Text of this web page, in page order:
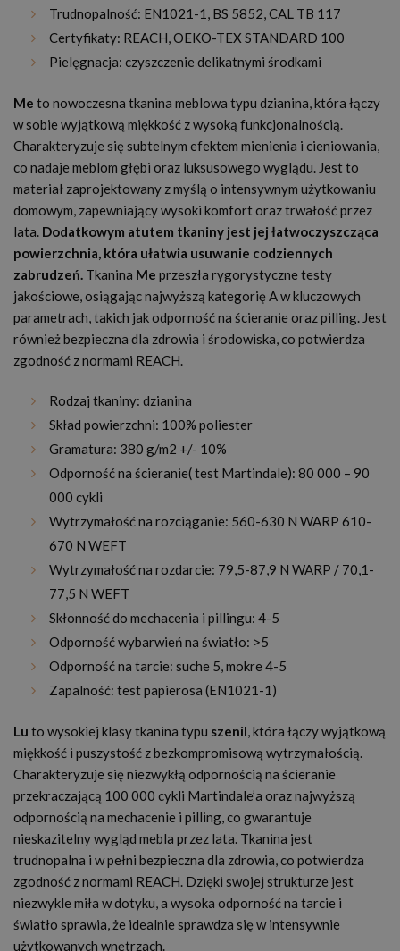
Trudnopalność: EN1021-1, BS 5852, CAL TB 117
Certyfikaty: REACH, OEKO-TEX STANDARD 100
Pielęgnacja: czyszczenie delikatnymi środkami
Me to nowoczesna tkanina meblowa typu dzianina, która łączy
w sobie wyjątkową miękkość z wysoką funkcjonalnością.
Charakteryzuje się subtelnym efektem mienienia i cieniowania,
co nadaje meblom głębi oraz luksusowego wyglądu. Jest to
materiał zaprojektowany z myślą o intensywnym użytkowaniu
domowym, zapewniający wysoki komfort oraz trwałość przez
lata. Dodatkowym atutem tkaniny jest jej łatwoczyszcząca
powierzchnia, która ułatwia usuwanie codziennych
zabrudzeń. Tkanina Me przeszła rygorystyczne testy
jakościowe, osiągając najwyższą kategorię A w kluczowych
parametrach, takich jak odporność na ścieranie oraz pilling. Jest
również bezpieczna dla zdrowia i środowiska, co potwierdza
zgodność z normami REACH.
Rodzaj tkaniny: dzianina
Skład powierzchni: 100% poliester
Gramatura: 380 g/m2 +/- 10%
Odporność na ścieranie( test Martindale): 80 000 – 90
000 cykli
Wytrzymałość na rozciąganie: 560-630 N WARP 610-
670 N WEFT
Wytrzymałość na rozdarcie: 79,5-87,9 N WARP / 70,1-
77,5 N WEFT
Skłonność do mechacenia i pillingu: 4-5
Odporność wybarwień na światło: >5
Odporność na tarcie: suche 5, mokre 4-5
Zapalność: test papierosa (EN1021-1)
Lu to wysokiej klasy tkanina typu szenil, która łączy wyjątkową
miękkość i puszystość z bezkompromisową wytrzymałością.
Charakteryzuje się niezwykłą odpornością na ścieranie
przekraczającą 100 000 cykli Martindale’a oraz najwyższą
odpornością na mechacenie i pilling, co gwarantuje
nieskazitelny wygląd mebla przez lata. Tkanina jest
trudnopalna i w pełni bezpieczna dla zdrowia, co potwierdza
zgodność z normami REACH. Dzięki swojej strukturze jest
niezwykle miła w dotyku, a wysoka odporność na tarcie i
światło sprawia, że idealnie sprawdza się w intensywnie
użytkowanych wnętrzach.